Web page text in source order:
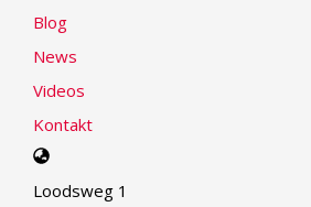
Blog
News
Videos
Kontakt
Select
language
Loodsweg 1